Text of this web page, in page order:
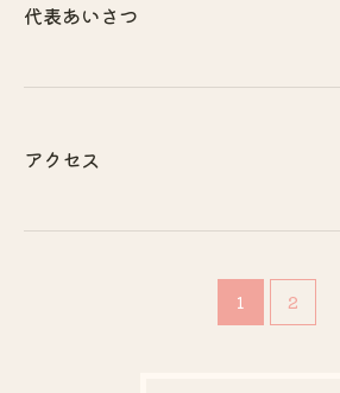
代表あいさつ
アクセス
1 2
ご予約はこちら